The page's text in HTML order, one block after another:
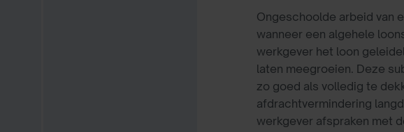
Ongeschoolde arbeid van
wanneer een algehele
werkgever het loon
laten meegroeien. Deze
zo goed als volledig te
afdrachtvermindering
werkgever afspraken met